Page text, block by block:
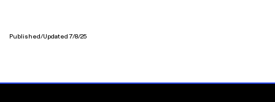
Published/Updated 7/8/25